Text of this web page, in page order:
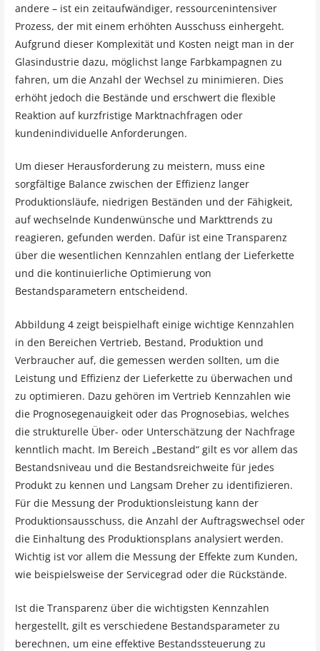
andere – ist ein zeitaufwändiger, ressourcenintensiver
Prozess, der mit einem erhöhten Ausschuss einhergeht.
Aufgrund dieser Komplexität und Kosten neigt man in der
Glasindustrie dazu, möglichst lange Farbkampagnen zu
fahren, um die Anzahl der Wechsel zu minimieren. Dies
erhöht jedoch die Bestände und erschwert die flexible
Reaktion auf kurzfristige Marktnachfragen oder
kundenindividuelle Anforderungen.
Um dieser Herausforderung zu meistern, muss eine
sorgfältige Balance zwischen der Effizienz langer
Produktionsläufe, niedrigen Beständen und der Fähigkeit,
auf wechselnde Kundenwünsche und Markttrends zu
reagieren, gefunden werden. Dafür ist eine Transparenz
über die wesentlichen Kennzahlen entlang der Lieferkette
und die kontinuierliche Optimierung von
Bestandsparametern entscheidend.
Abbildung 4 zeigt beispielhaft einige wichtige Kennzahlen
in den Bereichen Vertrieb, Bestand, Produktion und
Verbraucher auf, die gemessen werden sollten, um die
Leistung und Effizienz der Lieferkette zu überwachen und
zu optimieren. Dazu gehören im Vertrieb Kennzahlen wie
die Prognosegenauigkeit oder das Prognosebias, welches
die strukturelle Über- oder Unterschätzung der Nachfrage
kenntlich macht. Im Bereich „Bestand“ gilt es vor allem das
Bestandsniveau und die Bestandsreichweite für jedes
Produkt zu kennen und Langsam Dreher zu identifizieren.
Für die Messung der Produktionsleistung kann der
Produktionsausschuss, die Anzahl der Auftragswechsel oder
die Einhaltung des Produktionsplans analysiert werden.
Wichtig ist vor allem die Messung der Effekte zum Kunden,
wie beispielsweise der Servicegrad oder die Rückstände.
Ist die Transparenz über die wichtigsten Kennzahlen
hergestellt, gilt es verschiedene Bestandsparameter zu
berechnen, um eine effektive Bestandssteuerung zu